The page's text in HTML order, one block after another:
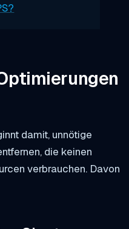
damit, unnötige
die keinen
verbrauchen. Davon